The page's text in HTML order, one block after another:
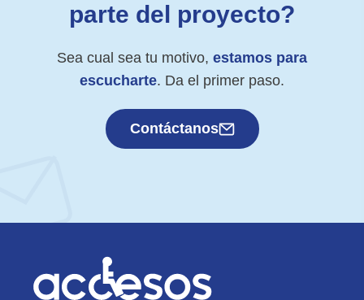
parte del proyecto?
Sea cual sea tu motivo, estamos para
escucharte. Da el primer paso.
Contáctanos